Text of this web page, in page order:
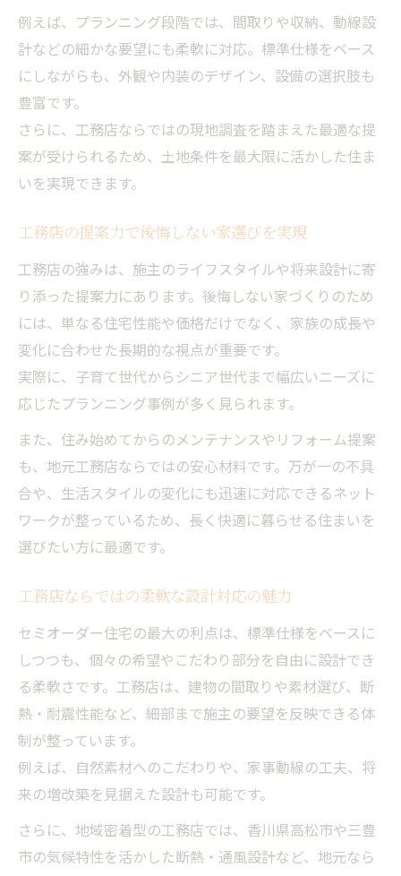
力
後悔しない家を建てたい人への工務店活用術
工務店を比較して理想の家づくりを成功
一歩
工務店住宅の口コミや評判を徹底的に活用
工務店の見積内訳をしっかりチェックする
例えば、プランニング段階では、間取りや収納、動線設
計などの細かな要望にも柔軟に対応。標準仕様をベース
にしながらも、外観や内装のデザイン、設備の選択肢も
豊富です。
さらに、工務店ならではの現地調査を踏まえた最適な提
案が受けられるため、土地条件を最大限に活かした住ま
いを実現できます。
工務店の提案力で後悔しない家選びを実現
工務店の強みは、施主のライフスタイルや将来設計に寄
り添った提案力にあります。後悔しない家づくりのため
には、単なる住宅性能や価格だけでなく、家族の成長や
変化に合わせた長期的な視点が重要です。
実際に、子育て世代からシニア世代まで幅広いニーズに
応じたプランニング事例が多く見られます。
また、住み始めてからのメンテナンスやリフォーム提案
も、地元工務店ならではの安心材料です。万が一の不具
合や、生活スタイルの変化にも迅速に対応できるネット
ワークが整っているため、長く快適に暮らせる住まいを
選びたい方に最適です。
工務店ならではの柔軟な設計対応の魅力
セミオーダー住宅の最大の利点は、標準仕様をベースに
しつつも、個々の希望やこだわり部分を自由に設計でき
る柔軟さです。工務店は、建物の間取りや素材選び、断
熱・耐震性能など、細部まで施主の要望を反映できる体
制が整っています。
例えば、自然素材へのこだわりや、家事動線の工夫、将
来の増改築を見据えた設計も可能です。
さらに、地域密着型の工務店では、香川県高松市や三豊
市の気候特性を活かした断熱・通風設計など、地元なら